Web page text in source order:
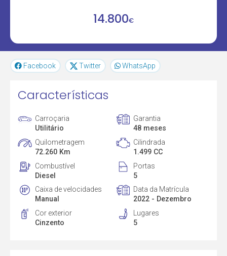
14.800€
Facebook Twitter WhatsApp
Características
Carroçaria
Utilitário
Garantia
48 meses
Quilometragem
72.260 Km
Cilindrada
1.499 CC
Combustível
Diesel
Portas
5
Caixa de velocidades
Manual
Data da Matrícula
2022 - Dezembro
Cor exterior
Cinzento
Lugares
5